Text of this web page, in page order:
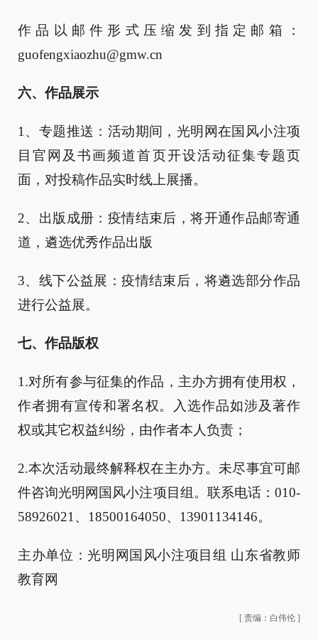
作品以邮件形式压缩发到指定邮箱：
guofengxiaozhu@gmw.cn
六、作品展示
1、专题推送：活动期间，光明网在国风小注项
目官网及书画频道首页开设活动征集专题页
面，对投稿作品实时线上展播。
2、出版成册：疫情结束后，将开通作品邮寄通
道，遴选优秀作品出版
3、线下公益展：疫情结束后，将遴选部分作品
进行公益展。
七、作品版权
1.对所有参与征集的作品，主办方拥有使用权，
作者拥有宣传和署名权。入选作品如涉及著作
权或其它权益纠纷，由作者本人负责；
2.本次活动最终解释权在主办方。未尽事宜可邮
件咨询光明网国风小注项目组。联系电话：010-
58926021、18500164050、13901134146。
主办单位：光明网国风小注项目组 山东省教师
教育网
[ 责编：白伟伦 ]